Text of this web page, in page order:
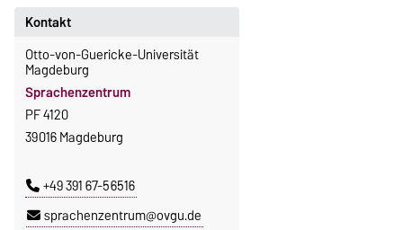
Kontakt
Otto-von-Guericke-Universität
Magdeburg
Sprachenzentrum
PF 4120
39016 Magdeburg
+49 391 67-56516
sprachenzentrum@ovgu.de